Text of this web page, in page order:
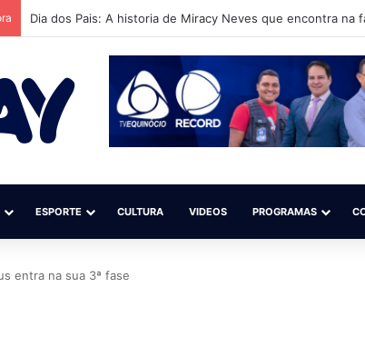
Homem morre após receber diversos disparos de arma de
ESPORTE CULTURA VIDEOS PROGRAMAS
entra na sua 3ª fase